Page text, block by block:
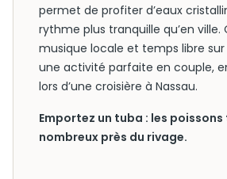
permet de profiter d’eaux
rythme plus tranquille qu’en ville.
musique locale et temps libre
une activité parfaite en couple,
lors d’une croisière à Nassau.
Emportez un tuba : les
nombreux près du rivage.